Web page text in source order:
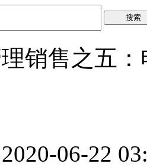
搜索
销售之五
06-22